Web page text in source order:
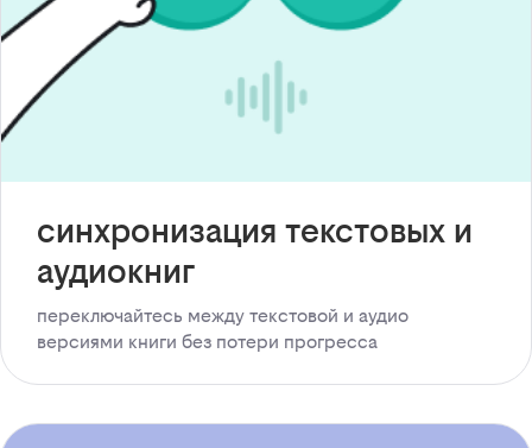
синхронизация текстовых и
аудиокниг
переключайтесь между текстовой и аудио
версиями книги без потери прогресса